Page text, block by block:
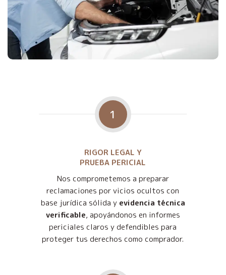
1
RIGOR LEGAL Y
PRUEBA PERICIAL
Nos comprometemos a preparar
reclamaciones por vicios ocultos con
base jurídica sólida y evidencia técnica
verificable, apoyándonos en informes
periciales claros y defendibles para
proteger tus derechos como comprador.